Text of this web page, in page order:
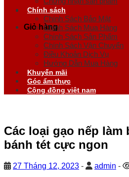
Giỏ hàng
Chính sách
Chính Sách Bảo Mật
Chính Sách Mua Hàng
Chính Sách Sản Phẩm
Chính Sách Vận Chuyển
Điều Khoản Dịch Vụ
Hướng Dẫn Mua Hàng
Khuyến mãi
Góc ẩm thực
Cộng đồng việt nam
Các loại gạo nếp làm
bánh tét cực ngon
27 Tháng 12, 2023 - admin -